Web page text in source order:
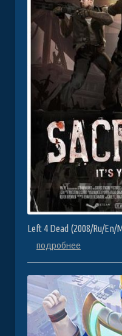
Left 4 Dead (2008/Ru/En/
подробнее